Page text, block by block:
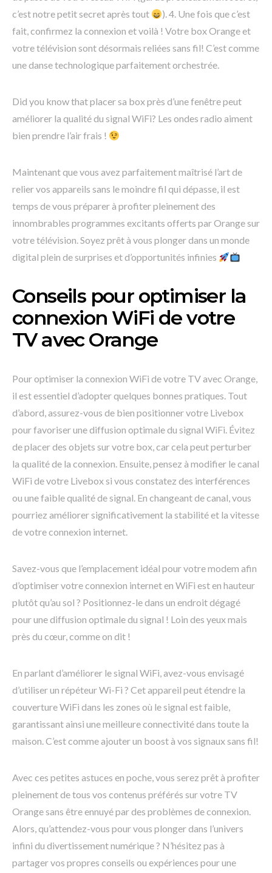
c’est notre petit secret après tout
). 4. Une fois que c’est
fait, confirmez la connexion et voilà ! Votre box Orange et
votre télévision sont désormais reliées sans fil! C’est comme
une danse technologique parfaitement orchestrée.
Did you know that placer sa box près d’une fenêtre peut
améliorer la qualité du signal WiFi? Les ondes radio aiment
bien prendre l’air frais !
Maintenant que vous avez parfaitement maîtrisé l’art de
relier vos appareils sans le moindre fil qui dépasse, il est
temps de vous préparer à profiter pleinement des
innombrables programmes excitants offerts par Orange sur
votre télévision. Soyez prêt à vous plonger dans un monde
digital plein de surprises et d’opportunités infinies
Conseils pour optimiser la
connexion WiFi de votre
TV avec Orange
Pour optimiser la connexion WiFi de votre TV avec Orange,
il est essentiel d’adopter quelques bonnes pratiques. Tout
d’abord, assurez-vous de bien positionner votre Livebox
pour favoriser une diffusion optimale du signal WiFi. Évitez
de placer des objets sur votre box, car cela peut perturber
la qualité de la connexion. Ensuite, pensez à modifier le canal
WiFi de votre Livebox si vous constatez des interférences
ou une faible qualité de signal. En changeant de canal, vous
pourriez améliorer significativement la stabilité et la vitesse
de votre connexion internet.
Savez-vous que l’emplacement idéal pour votre modem afin
d’optimiser votre connexion internet en WiFi est en hauteur
plutôt qu’au sol ? Positionnez-le dans un endroit dégagé
pour une diffusion optimale du signal ! Loin des yeux mais
près du cœur, comme on dit !
En parlant d’améliorer le signal WiFi, avez-vous envisagé
d’utiliser un répéteur Wi-Fi ? Cet appareil peut étendre la
couverture WiFi dans les zones où le signal est faible,
garantissant ainsi une meilleure connectivité dans toute la
maison. C’est comme ajouter un boost à vos signaux sans fil!
Avec ces petites astuces en poche, vous serez prêt à profiter
pleinement de tous vos contenus préférés sur votre TV
Orange sans être ennuyé par des problèmes de connexion.
Alors, qu’attendez-vous pour vous plonger dans l’univers
infini du divertissement numérique ? N’hésitez pas à
partager vos propres conseils ou expériences pour une